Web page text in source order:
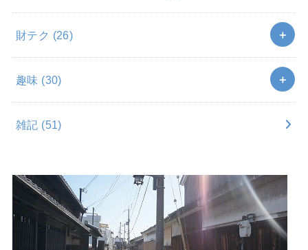
財テク (26)
趣味 (30)
雑記 (51)